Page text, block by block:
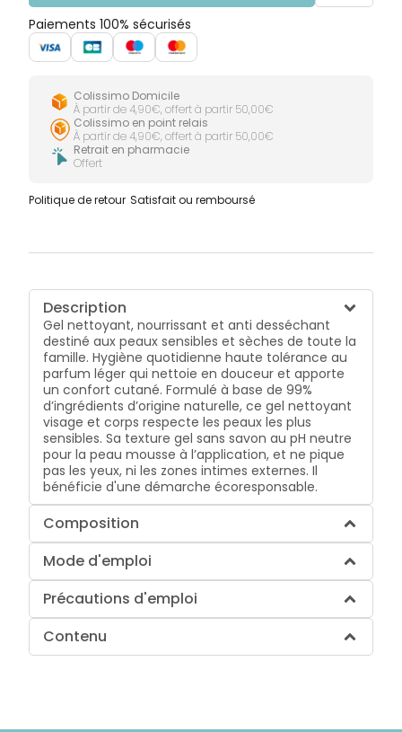
Paiements 100% sécurisés
Colissimo Domicile
À partir de 4,90€, offert à partir 50,00€
Colissimo en point relais
À partir de 4,90€, offert à partir 50,00€
Retrait en pharmacie
Offert
Politique de retour Satisfait ou remboursé
Description
Gel nettoyant, nourrissant et anti desséchant
destiné aux peaux sensibles et sèches de toute la
famille. Hygiène quotidienne haute tolérance au
parfum léger qui nettoie en douceur et apporte
un confort cutané. Formulé à base de 99%
d’ingrédients d’origine naturelle, ce gel nettoyant
visage et corps respecte les peaux les plus
sensibles. Sa texture gel sans savon au pH neutre
pour la peau mousse à l’application, et ne pique
pas les yeux, ni les zones intimes externes. Il
bénéficie d'une démarche écoresponsable.
Composition
Mode d'emploi
Précautions d'emploi
Contenu